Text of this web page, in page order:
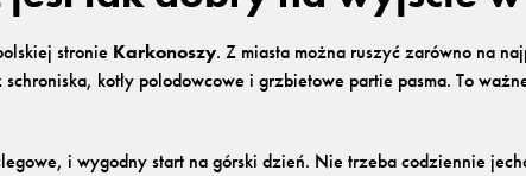
stronie Karkonoszy. Z miasta można ruszyć zarówno na
kotły polodowcowe i grzbietowe partie pasma. To
i wygodny start na górski dzień. Nie trzeba codziennie